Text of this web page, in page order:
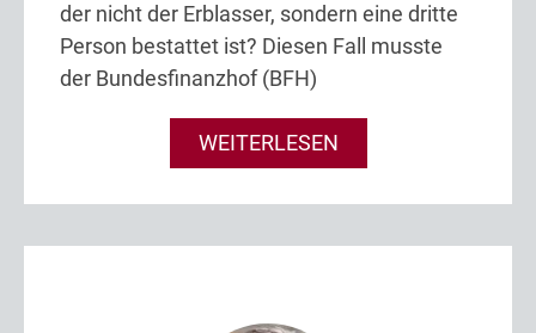
der nicht der Erblasser, sondern eine dritte
Person bestattet ist? Diesen Fall musste
der Bundesfinanzhof (BFH)
WEITERLESEN